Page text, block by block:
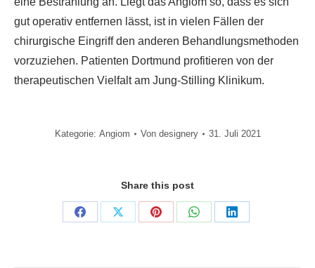
gut operativ entfernen lässt, ist in vielen Fällen der
chirurgische Eingriff den anderen Behandlungsmethoden
vorzuziehen. Patienten Dortmund profitieren von der
therapeutischen Vielfalt am Jung-Stilling Klinikum.
Kategorie: Angiom Von designery 31. Juli 2021
Share this post
Share
Share
Share
Share
Share